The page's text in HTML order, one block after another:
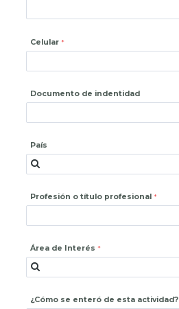
Celular
Documento de indentidad
País
Profesión o título profesional
Área de Interés
¿Cómo se enteró de esta actividad?